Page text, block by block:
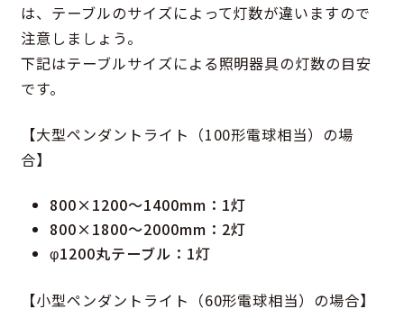
は、テーブルのサイズによって灯数が違いますので
注意しましょう。
下記はテーブルサイズによる照明器具の灯数の目安
です。
【大型ペンダントライト（100形電球相当）の場
合】
800×1200〜1400mm：1灯
800×1800〜2000mm：2灯
φ1200丸テーブル：1灯
【小型ペンダントライト（60形電球相当）の場合】